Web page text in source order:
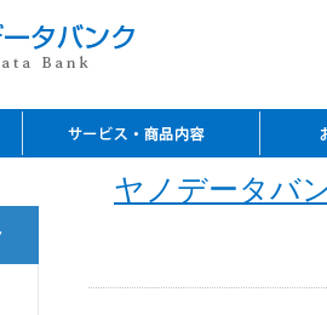
閲覧
電子
（
レファレンスサービス
YDBコピーサービス
デジタルコンテンツ
マー
オン
これ
市場
TSR
セミナーのご案内
閲覧室アクセス
お問
（入
ご入
ご契
よく
ご案
ヤノデータバ